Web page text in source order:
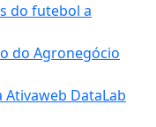
do futebol a
do Agronegócio
DataLab